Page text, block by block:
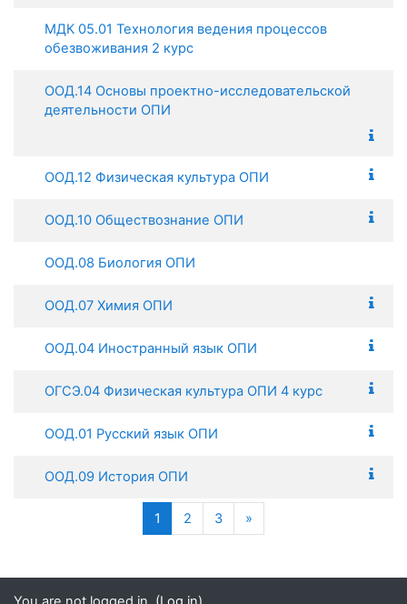
МДК 05.01 Технология ведения процессов
обезвоживания 2 курс
ООД.14 Основы проектно-исследовательской
деятельности ОПИ
ООД.12 Физическая культура ОПИ
ООД.10 Обществознание ОПИ
ООД.08 Биология ОПИ
ООД.07 Химия ОПИ
ООД.04 Иностранный язык ОПИ
ОГСЭ.04 Физическая культура ОПИ 4 курс
ООД.01 Русский язык ОПИ
ООД.09 История ОПИ
1 (current)
2 3 »